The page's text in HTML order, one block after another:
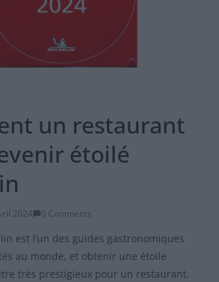
un restaurant
étoilé
2024 0 Comments
est l’un des guides gastronomiques
au monde, et obtenir une étoile
très prestigieux pour un restaurant.